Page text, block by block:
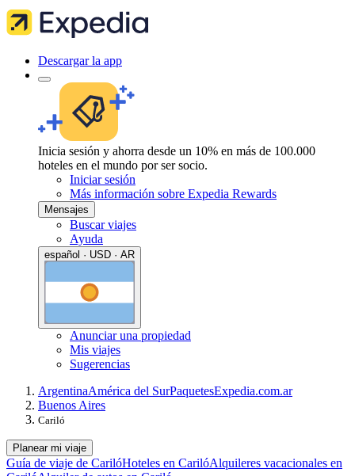
Descargar la app
Inicia sesión y ahorra desde un 10% en más de 100.000
hoteles en el mundo por ser socio.
Iniciar sesión
Más información sobre Expedia Rewards
Mensajes
Buscar viajes
Ayuda
español · USD · AR
Anunciar una propiedad
Mis viajes
Sugerencias
ArgentinaAmérica del SurPaquetesExpedia.com.ar
Buenos Aires
Cariló
Planear mi viaje
Guía de viaje de CarilóHoteles en CarilóAlquileres vacacionales en